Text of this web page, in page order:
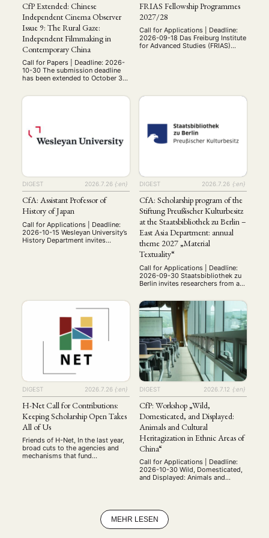
Workshop (126)
MITGLIEDSCHAFT DATENSCHUTZERKLÄRUNG
MITGLIEDERBEREICH KONTAKT SPENDEN SIE JETZT!
ENGLISH
CfP Extended: Chinese
Independent Cinema Observer
Issue 9: The Rural Gaze:
Independent Filmmaking in
Contemporary China
Call for Papers | Deadline: 2026-
10-30 The submission deadline
has been extended to October 30,
working on rural China,
religion, ecology, gender, and
related topics. This special issue
invites critical and creative
contributions that explore how
FRIAS Fellowship Programmes
2027/28
Call for Applications | Deadline:
2026-09-18 Das Freiburg Institute
for Advanced Studies (FRIAS)
in den Netzwerken Ihres
unsere Posts in den sozialen
Medien am …
DIGEST 2026.7.26 {:en}
CfA: Assistant Professor of
History of Japan
Call for Applications | Deadline:
2026-10-15 Wesleyan University’s
History Department invites
expected. The successful
candidate should have a Ph.D. in
DIGEST 2026.7.26 {:en}
CfA: Scholarship program of the
Stiftung Preußischer Kulturbesitz
at the Staatsbibliothek zu Berlin –
East Asia Department: annual
theme 2027 „Material
Textuality“
Call for Applications | Deadline:
2026-09-30 Staatsbibliothek zu
Berlin invites researchers from all
research grant in 2027 within the
framework of the Grant
Programme of the Stiftung
Preußischer Kulturbesitz (SPK).
The scholarships are available for
research in Berlin with the
extensive collections of
Staatsbibliothek zu Berlin, such
as …
DIGEST 2026.7.26 {:en}
H-Net Call for Contributions:
Keeping Scholarship Open Takes
All of Us
Friends of H-Net, In the last year,
broad cuts to the agencies and
mechanisms that fund
overcoming adversity are more
than a collection of talent …
DIGEST 2026.7.12 {:en}
CfP: Workshop „Wild,
Domesticated, and Displayed:
Animals and Cultural
Heritagization in Ethnic Areas of
China“
Call for Applications | Deadline:
2026-10-30 Wild, Domesticated,
and Displayed: Animals and
France (on site and online via
Zoom) Organizers: Valentina Punzi
(École pratique des hautes
MEHR LESEN